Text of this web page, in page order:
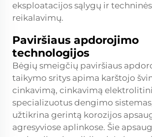
eksploatacijos sąlygų ir
reikalavimų.
Paviršiaus apdorojimo
technologijos
Bėgių smeigčių paviršiaus
taikymo sritys apima karštojo
cinkavimą, cinkavimą
specializuotus dengimo
užtikrina gerintą korozijos
agresyviose aplinkose. Šie